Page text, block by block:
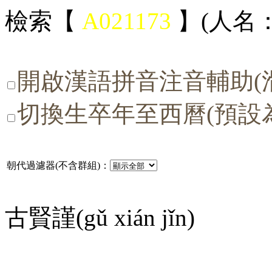
檢索【 A021173 】(人名
開啟漢語拼音注音輔助
切換生卒年至西曆(預設
朝代過濾器(不含群組)：
古賢謹(gǔ xián jǐn)